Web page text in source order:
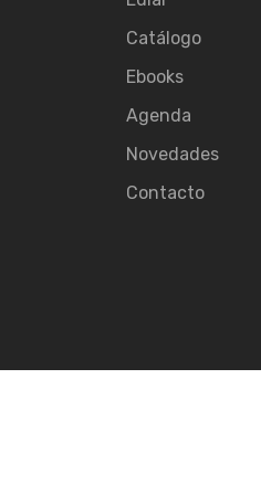
Catálogo
Ebooks
Agenda
Novedades
Contacto